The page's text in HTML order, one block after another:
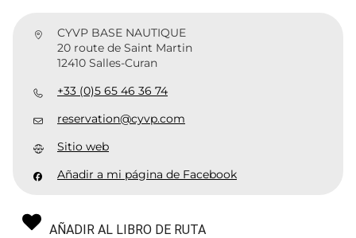
CYVP BASE NAUTIQUE
20 route de Saint Martin
12410 Salles-Curan
+33 (0)5 65 46 36 74
reservation@cyvp.com
Sitio web
Añadir a mi página de Facebook
AÑADIR AL LIBRO DE RUTA